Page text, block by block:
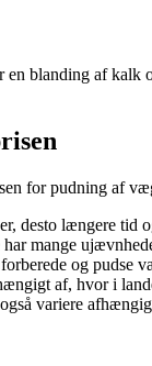
en blanding af
for pudning af
desto længere tid
mange
og pudse
af, hvor i
variere